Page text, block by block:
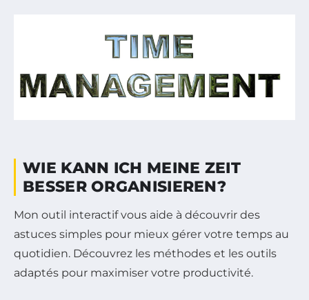
WIE KANN ICH MEINE ZEIT
BESSER ORGANISIEREN?
Mon outil interactif vous aide à découvrir des
astuces simples pour mieux gérer votre temps au
quotidien. Découvrez les méthodes et les outils
adaptés pour maximiser votre productivité.